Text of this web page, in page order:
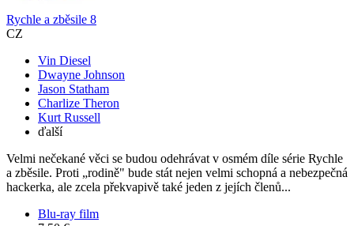
Rychle a zběsile 8
CZ
Vin Diesel
Dwayne Johnson
Jason Statham
Charlize Theron
Kurt Russell
ďalší
Velmi nečekané věci se budou odehrávat v osmém díle série Rychle
a zběsile. Proti „rodině" bude stát nejen velmi schopná a nebezpečná
hackerka, ale zcela překvapivě také jeden z jejích členů...
Blu-ray film